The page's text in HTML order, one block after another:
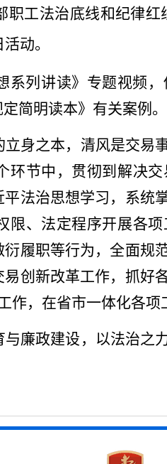
工法治底线和纪律红
动。
系列讲读》专题视频
简明读本》有关案例。
身之本，清风是交易
环节中，贯彻到解决
法治思想学习，系统
限、法定程序开展各
履职等行为，全面规
创新改革工作，抓好
作，在省市一体化各项
廉政建设，以法治之